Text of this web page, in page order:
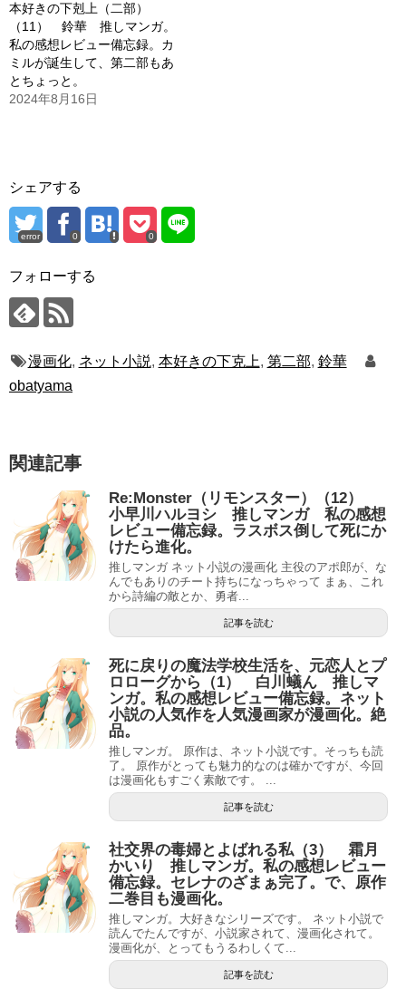
本好きの下剋上（二部）
（11） 鈴華 推しマンガ。
私の感想レビュー備忘録。カ
ミルが誕生して、第二部もあ
とちょっと。
2024年8月16日
シェアする
error 0 0
フォローする
漫画化, ネット小説, 本好きの下克上, 第二部, 鈴華
obatyama
関連記事
Re:Monster（リモンスター）（12）
小早川ハルヨシ 推しマンガ 私の感想
レビュー備忘録。ラスボス倒して死にか
けたら進化。
推しマンガ ネット小説の漫画化 主役のアポ郎が、な
んでもありのチート持ちになっちゃって まぁ、これ
から詩編の敵とか、勇者...
記事を読む
死に戻りの魔法学校生活を、元恋人とプ
ロローグから（1） 白川蟻ん 推しマ
ンガ。私の感想レビュー備忘録。ネット
小説の人気作を人気漫画家が漫画化。絶
品。
推しマンガ。 原作は、ネット小説です。そっちも読
了。 原作がとっても魅力的なのは確かですが、今回
は漫画化もすごく素敵です。 ...
記事を読む
社交界の毒婦とよばれる私（3） 霜月
かいり 推しマンガ。私の感想レビュー
備忘録。セレナのざまぁ完了。で、原作
二巻目も漫画化。
推しマンガ。大好きなシリーズです。 ネット小説で
読んでたんですが、小説家されて、漫画化されて。
漫画化が、とってもうるわしくて...
記事を読む